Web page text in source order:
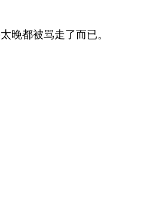
晚都被骂走了而已。